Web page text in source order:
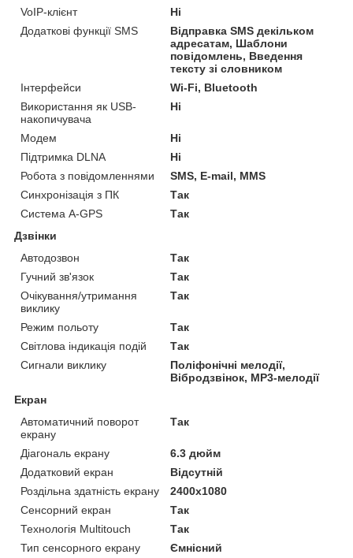
VoIP-клієнт
Ні
Додаткові функції SMS
Відправка SMS декільком
адресатам, Шаблони
повідомлень, Введення
тексту зі словником
Інтерфейси
Wi-Fi, Bluetooth
Використання як USB-
накопичувача
Ні
Модем
Ні
Підтримка DLNA
Ні
Робота з повідомленнями
SMS, E-mail, MMS
Синхронізація з ПК
Так
Система A-GPS
Так
Дзвінки
Автодозвон
Так
Гучний зв'язок
Так
Очікування/утримання
виклику
Так
Режим польоту
Так
Світлова індикація подій
Так
Сигнали виклику
Поліфонічні мелодії,
Вібродзвінок, MP3-мелодії
Екран
Автоматичний поворот
екрану
Так
Діагональ екрану
6.3 дюйм
Додатковий екран
Відсутній
Роздільна здатність екрану
2400x1080
Сенсорний екран
Так
Технологія Multitouch
Так
Тип сенсорного екрану
Ємнісний